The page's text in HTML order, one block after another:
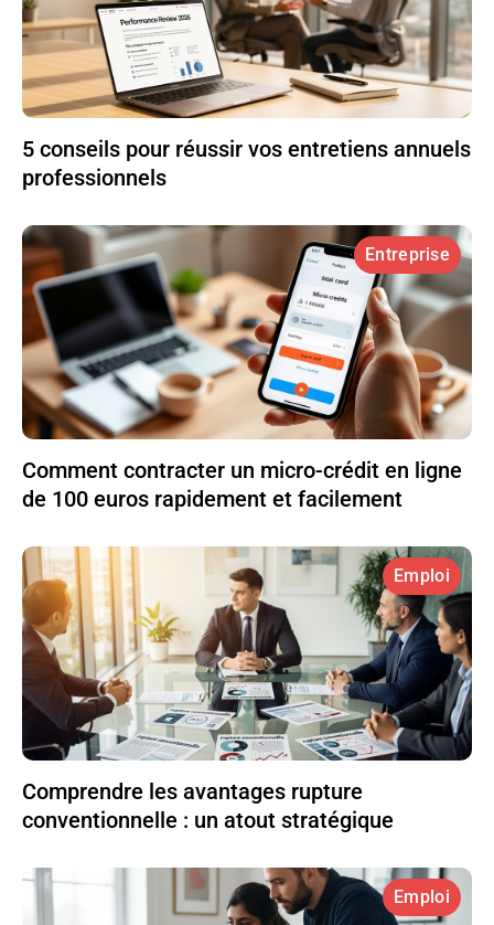
5 conseils pour réussir vos entretiens annuels
professionnels
Entreprise
Comment contracter un micro-crédit en ligne
de 100 euros rapidement et facilement
Emploi
Comprendre les avantages rupture
conventionnelle : un atout stratégique
Emploi